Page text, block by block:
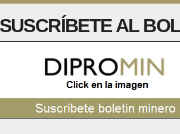
SUSCRÍBETE AL